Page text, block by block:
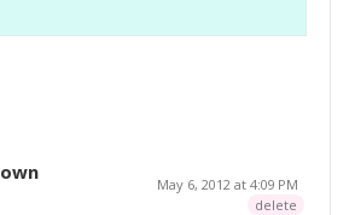
May 6, 2012 at 4:09 PM
delete